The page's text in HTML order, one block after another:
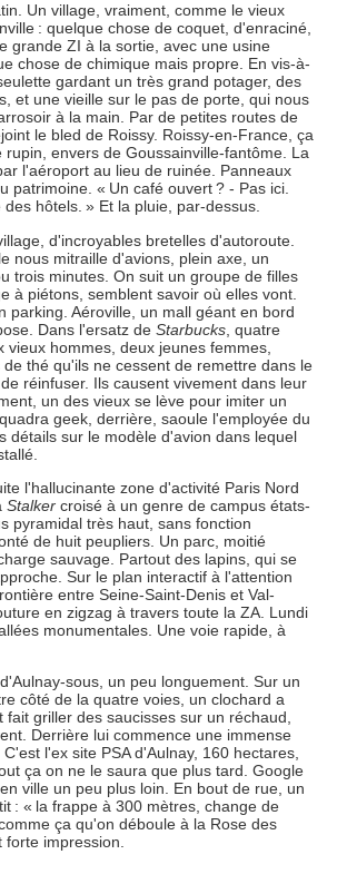
Un village, vraiment, comme le vieux
: quelque chose de coquet, d'enraciné,
grande ZI à la sortie, avec une usine
chose de chimique mais propre. En vis-à-
gardant un très grand potager, des
et une vieille sur le pas de porte, qui nous
à la main. Par de petites routes de
le bled de Roissy. Roissy-en-France, ça
rupin, envers de Goussainville-fantôme. La
l'aéroport au lieu de ruinée. Panneaux
patrimoine. « Un café ouvert ? - Pas ici.
hôtels. » Et la pluie, par-dessus.
d'incroyables bretelles d'autoroute.
nous mitraille d'avions, plein axe, un
trois minutes. On suit un groupe de filles
à piétons, semblent savoir où elles vont.
parking. Aéroville, un mall géant en bord
Dans l'ersatz de Starbucks, quatre
vieux hommes, deux jeunes femmes,
de thé qu'ils ne cessent de remettre dans le
réinfuser. Ils causent vivement dans leur
un des vieux se lève pour imiter un
geek, derrière, saoule l'employée du
détails sur le modèle d'avion dans lequel
l'hallucinante zone d'activité Paris Nord
Stalkercroisé à un genre de campus états-
pyramidal très haut, sans fonction
de huit peupliers. Un parc, moitié
sauvage. Partout des lapins, qui se
Sur le plan interactif à l'attention
entre Seine-Saint-Denis et Val-
en zigzag à travers toute la ZA. Lundi
monumentales. Une voie rapide, à
sous, un peu longuement. Sur un
côté de la quatre voies, un clochard a
fait griller des saucisses sur un réchaud,
Derrière lui commence une immense
l'ex site PSA d'Aulnay, 160 hectares,
ça on ne le saura que plus tard. Google
ville un peu plus loin. En bout de rue, un
: « la frappe à 300 mètres, change de
ça qu'on déboule à la Rose des
forte impression.